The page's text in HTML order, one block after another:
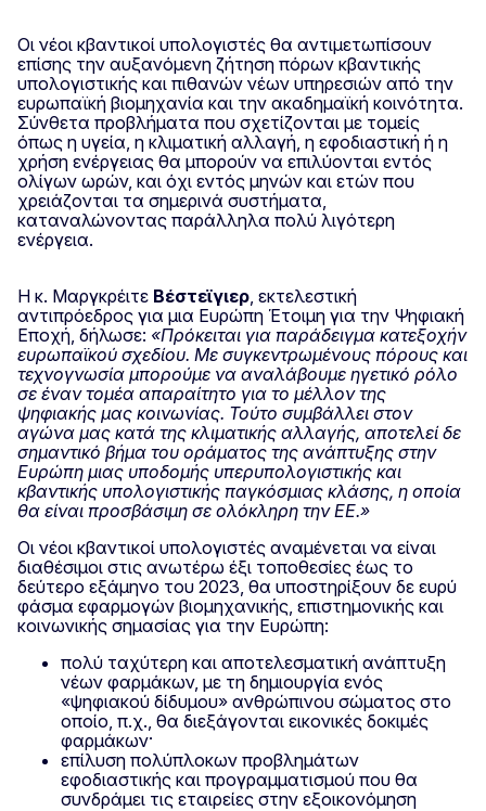
Οι νέοι κβαντικοί υπολογιστές θα αντιμετωπίσουν
επίσης την αυξανόμενη ζήτηση πόρων κβαντικής
υπολογιστικής και πιθανών νέων υπηρεσιών από την
ευρωπαϊκή βιομηχανία και την ακαδημαϊκή κοινότητα.
Σύνθετα προβλήματα που σχετίζονται με τομείς
όπως η υγεία, η κλιματική αλλαγή, η εφοδιαστική ή η
χρήση ενέργειας θα μπορούν να επιλύονται εντός
ολίγων ωρών, και όχι εντός μηνών και ετών που
χρειάζονται τα σημερινά συστήματα,
καταναλώνοντας παράλληλα πολύ λιγότερη
ενέργεια.
Η κ. Μαργκρέιτε Βέστεϊγιερ , εκτελεστική
αντιπρόεδρος για μια Ευρώπη Έτοιμη για την Ψηφιακή
Εποχή, δήλωσε: «Πρόκειται για παράδειγμα κατεξοχήν
ευρωπαϊκού σχεδίου. Με συγκεντρωμένους πόρους και
τεχνογνωσία μπορούμε να αναλάβουμε ηγετικό ρόλο
σε έναν τομέα απαραίτητο για το μέλλον της
ψηφιακής μας κοινωνίας. Τούτο συμβάλλει στον
αγώνα μας κατά της κλιματικής αλλαγής, αποτελεί δε
σημαντικό βήμα του οράματος της ανάπτυξης στην
Ευρώπη μιας υποδομής υπερυπολογιστικής και
κβαντικής υπολογιστικής παγκόσμιας κλάσης, η οποία
θα είναι προσβάσιμη σε ολόκληρη την ΕΕ.»
Οι νέοι κβαντικοί υπολογιστές αναμένεται να είναι
διαθέσιμοι στις ανωτέρω έξι τοποθεσίες έως το
δεύτερο εξάμηνο του 2023, θα υποστηρίξουν δε ευρύ
φάσμα εφαρμογών βιομηχανικής, επιστημονικής και
κοινωνικής σημασίας για την Ευρώπη:
πολύ ταχύτερη και αποτελεσματική ανάπτυξη
νέων φαρμάκων, με τη δημιουργία ενός
«ψηφιακού δίδυμου» ανθρώπινου σώματος στο
οποίο, π.χ., θα διεξάγονται εικονικές δοκιμές
φαρμάκων·
επίλυση πολύπλοκων προβλημάτων
εφοδιαστικής και προγραμματισμού που θα
συνδράμει τις εταιρείες στην εξοικονόμηση